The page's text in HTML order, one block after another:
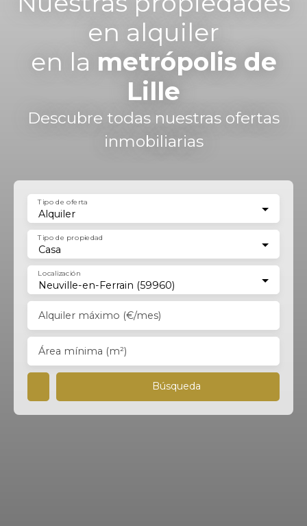
en alquiler
en la metrópolis de
Lille
Descubre todas nuestras ofertas
inmobiliarias
Alquiler
Tipo de oferta
Casa
Tipo de propiedad
Neuville-en-Ferrain (59960)
Localización
Alquiler máximo (€/mes)
Área mínima (m²)
Búsqueda